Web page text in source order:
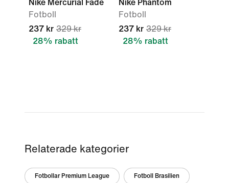
Nike Mercurial Fade
Fotboll
237 kr 329 kr
28% rabatt
Nike Phantom
Fotboll
237 kr 329 kr
28% rabatt
Relaterade kategorier
Fotbollar Premium League Fotboll Brasilien